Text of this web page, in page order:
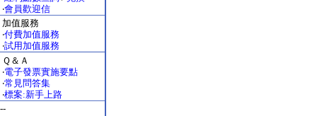
‧會員歡迎信
加值服務
‧付費加值服務
‧試用加值服務
Ｑ＆Ａ
‧電子發票實施要點
‧常見問答集
‧標案:新手上路
--